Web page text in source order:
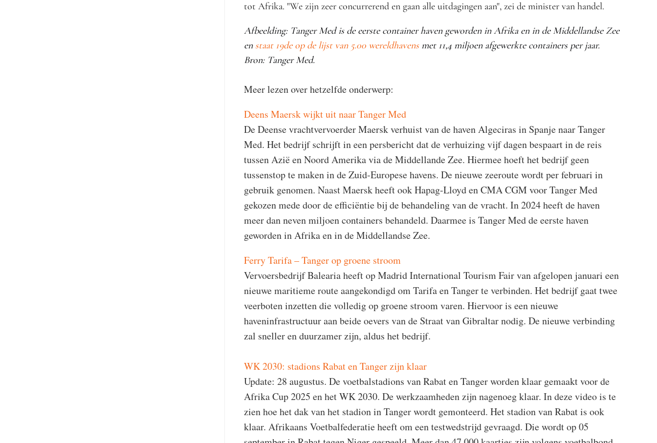
tot Afrika. "We zijn zeer concurrerend en gaan alle uitdagingen aan", zei de minister van handel.
Afbeelding: Tanger Med is de eerste container haven geworden in Afrika en in de Middellandse Zee
en staat 19de op de lijst van 5.00 wereldhavensmet 11,4 miljoen afgewerkte containers per jaar.
Bron: Tanger Med.
Meer lezen over hetzelfde onderwerp:
Deens Maersk wijkt uit naar Tanger Med
De Deense vrachtvervoerder Maersk verhuist van de haven Algeciras in Spanje naar Tanger
Med. Het bedrijf schrijft in een persbericht dat de verhuizing vijf dagen bespaart in de reis
tussen Azië en Noord Amerika via de Middellande Zee. Hiermee hoeft het bedrijf geen
tussenstop te maken in de Zuid-Europese havens. De nieuwe zeeroute wordt per februari in
gebruik genomen. Naast Maersk heeft ook Hapag-Lloyd en CMA CGM voor Tanger Med
gekozen mede door de efficiëntie bij de behandeling van de vracht. In 2024 heeft de haven
meer dan neven miljoen containers behandeld. Daarmee is Tanger Med de eerste haven
geworden in Afrika en in de Middellandse Zee.
Ferry Tarifa– Tanger op groene stroom
Vervoersbedrijf Balearia heeft op Madrid International Tourism Fair van afgelopen januari een
nieuwe maritieme route aangekondigd om Tarifa en Tanger te verbinden. Het bedrijf gaat twee
veerboten inzetten die volledig op groene stroom varen. Hiervoor is een nieuwe
haveninfrastructuur aan beide oevers van de Straat van Gibraltar nodig. De nieuwe verbinding
zal sneller en duurzamer zijn, aldus het bedrijf.
WK 2030: stadions Rabat en Tanger zijn klaar
Update: 28 augustus. De voetbalstadions van Rabat en Tanger worden klaar gemaakt voor de
Afrika Cup 2025 en het WK 2030. De werkzaamheden zijn nagenoeg klaar. In deze video is te
zien hoe het dak van het stadion in Tanger wordt gemonteerd. Het stadion van Rabat is ook
klaar. Afrikaans Voetbalfederatie heeft om een testwedstrijd gevraagd. Die wordt op 05